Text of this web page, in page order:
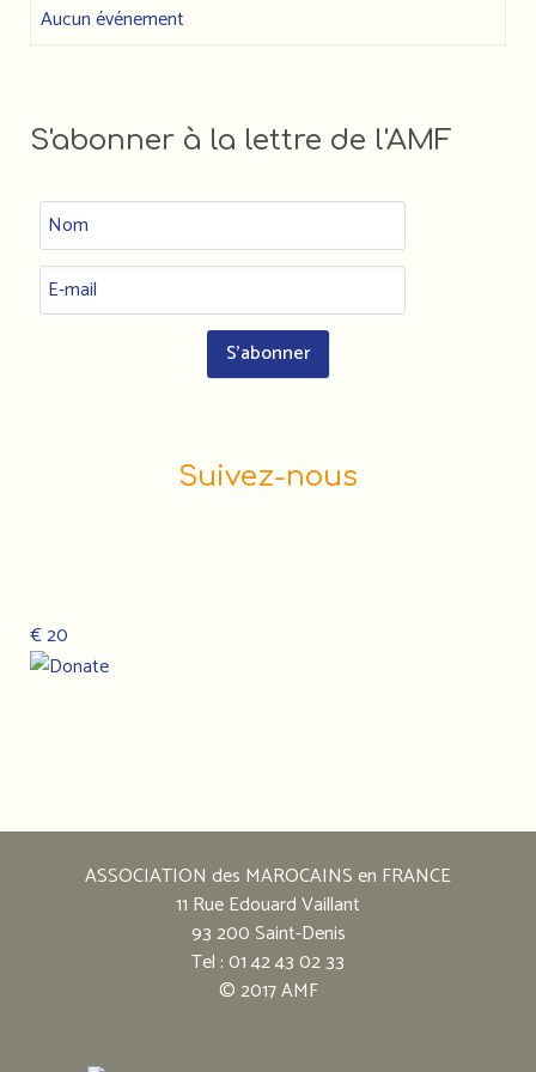
Aucun événement
S'abonner à la lettre de l'AMF
Suivez-nous
€ 20
:
Association
ASSOCIATION des MAROCAINS en FRANCE
11 Rue Edouard Vaillant
93 200 Saint-Denis
Tel : 01 42 43 02 33
© 2017 AMF